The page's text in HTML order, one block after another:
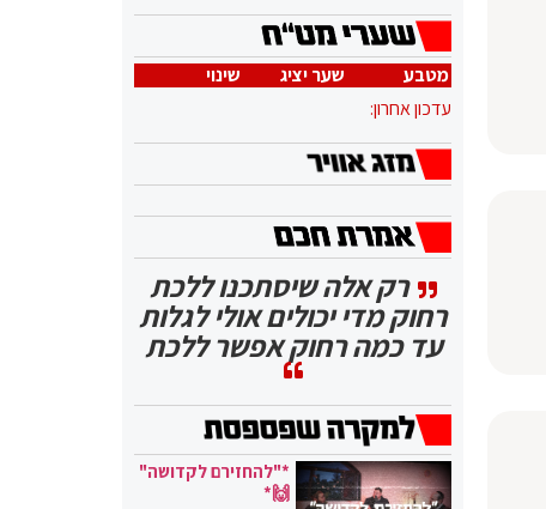
מטבע שער יציג
שינוי
עדכון אחרון:
רק אלה שיסתכנו ללכת
רחוק מדי יכולים אולי לגלות
עד כמה רחוק אפשר ללכת
*"להחזירם לקדושה"
🙌*